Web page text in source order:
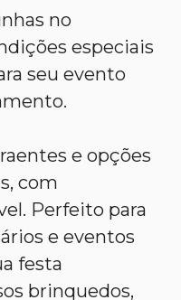
no
especiais
seu evento
e opções
com
Perfeito para
e eventos
festa
brinquedos,